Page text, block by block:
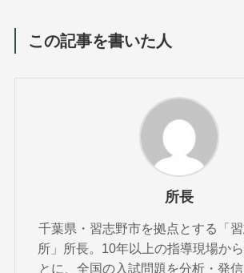
この記事を書いた人
所長
千葉県・習志野市を拠点とする「
所」所長。10年以上の指導現場か
とに、全国の入試問題を分析・発信